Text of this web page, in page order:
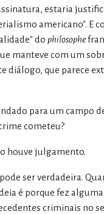
estaria
americano". E
do philosophe
manteve com um
diálogo, que parece
para um campo
cometeu?
houve julgamento.
ser verdadeira.
é porque fez alguma
criminais no